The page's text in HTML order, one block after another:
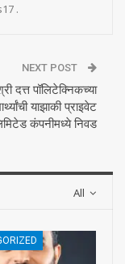
.
NEXT POST
दत्त पॉलिटेक्निकच्या
याझाकी प्राइवेट
कंपनीमध्ये निवड
All